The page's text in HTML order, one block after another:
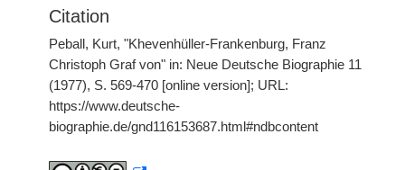
Citation
Peball, Kurt, "Khevenhüller-Frankenburg, Franz
Christoph Graf von" in: Neue Deutsche Biographie 11
(1977), S. 569-470 [online version]; URL:
https://www.deutsche-
biographie.de/gnd116153687.html#ndbcontent